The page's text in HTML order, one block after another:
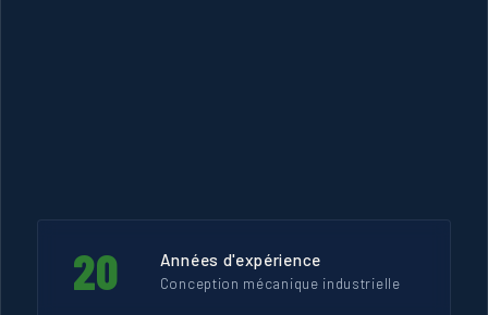
20 Années d'expérience
Conception mécanique industrielle